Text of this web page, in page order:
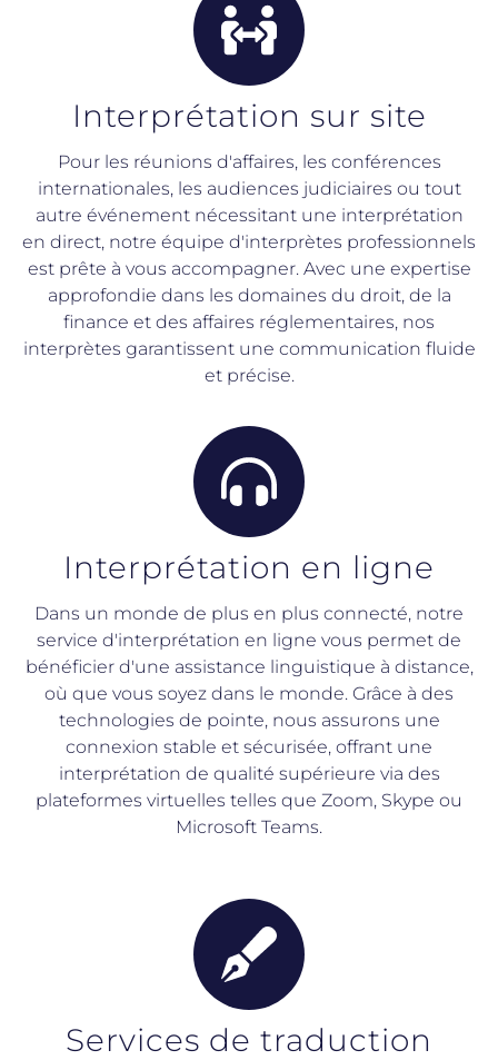
Interprétation sur site
Pour les réunions d'affaires, les conférences
internationales, les audiences judiciaires ou tout
autre événement nécessitant une interprétation
en direct, notre équipe d'interprètes professionnels
est prête à vous accompagner. Avec une expertise
approfondie dans les domaines du droit, de la
finance et des affaires réglementaires, nos
interprètes garantissent une communication fluide
et précise.
Interprétation en ligne
Dans un monde de plus en plus connecté, notre
service d'interprétation en ligne vous permet de
bénéficier d'une assistance linguistique à distance,
où que vous soyez dans le monde. Grâce à des
technologies de pointe, nous assurons une
connexion stable et sécurisée, offrant une
interprétation de qualité supérieure via des
plateformes virtuelles telles que Zoom, Skype ou
Microsoft Teams.
Services de traduction